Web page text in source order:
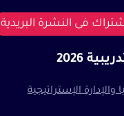
فى النشرة البريدية
2026
والإدارة الإستراتيجية